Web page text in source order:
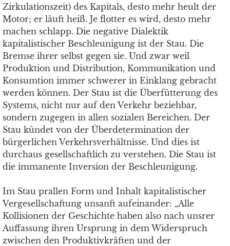
Zirkulationszeit) des Kapitals, desto mehr heult der
Motor; er läuft heiß. Je flotter es wird, desto mehr
machen schlapp. Die negative Dialektik
kapitalistischer Beschleunigung ist der Stau. Die
Bremse ihrer selbst gegen sie. Und zwar weil
Produktion und Distribution, Kommunikation und
Konsumtion immer schwerer in Einklang gebracht
werden können. Der Stau ist die Überfütterung des
Systems, nicht nur auf den Verkehr beziehbar,
sondern zugegen in allen sozialen Bereichen. Der
Stau kündet von der Überdetermination der
bürgerlichen Verkehrsverhältnisse. Und dies ist
durchaus gesellschaftlich zu verstehen. Die Stau ist
die immanente Inversion der Beschleunigung.
Im Stau prallen Form und Inhalt kapitalistischer
Vergesellschaftung unsanft aufeinander: „Alle
Kollisionen der Geschichte haben also nach unsrer
Auffassung ihren Ursprung in dem Widerspruch
zwischen den Produktivkräften und der